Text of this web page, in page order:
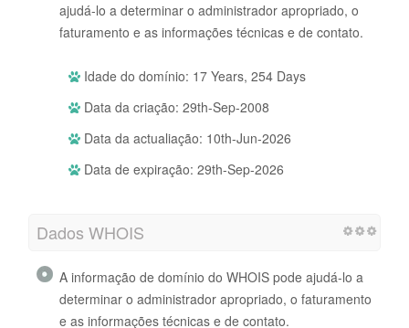
ajudá-lo a determinar o administrador apropriado, o
faturamento e as informações técnicas e de contato.
Idade do domínio: 17 Years, 254 Days
Data da criação: 29th-Sep-2008
Data da actualiação: 10th-Jun-2026
Data de expiração: 29th-Sep-2026
Dados WHOIS
A informação de domínio do WHOIS pode ajudá-lo a
determinar o administrador apropriado, o faturamento
e as informações técnicas e de contato.